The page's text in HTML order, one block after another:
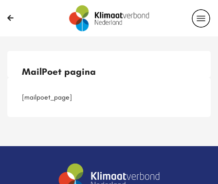
Casussen
MailPoet pagina
[mailpoet_page]